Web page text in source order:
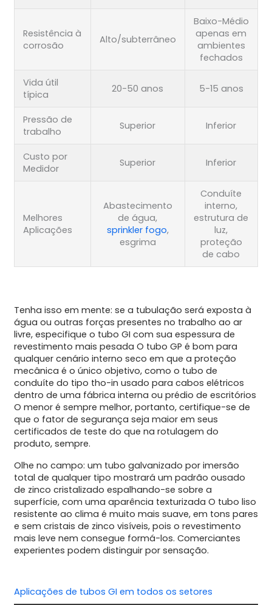
Resistência à
corrosão
Alto/subterrâneo
Baixo-Médio
apenas em
ambientes
fechados
Vida útil
típica
20-50 anos 5-15 anos
Pressão de
trabalho
Superior Inferior
Custo por
Medidor
Superior Inferior
Melhores
Aplicações
Abastecimento
de água,
sprinkler fogo,
esgrima
Conduíte
interno,
estrutura de
luz,
proteção
de cabo
Tenha isso em mente: se a tubulação será exposta à
água ou outras forças presentes no trabalho ao ar
livre, especifique o tubo GI com sua espessura de
revestimento mais pesada O tubo GP é bom para
qualquer cenário interno seco em que a proteção
mecânica é o único objetivo, como o tubo de
conduíte do tipo tho-in usado para cabos elétricos
dentro de uma fábrica interna ou prédio de escritórios
O menor é sempre melhor, portanto, certifique-se de
que o fator de segurança seja maior em seus
certificados de teste do que na rotulagem do
produto, sempre.
Olhe no campo: um tubo galvanizado por imersão
total de qualquer tipo mostrará um padrão ousado
de zinco cristalizado espalhando-se sobre a
superfície, com uma aparência texturizada O tubo liso
resistente ao clima é muito mais suave, em tons pares
e sem cristais de zinco visíveis, pois o revestimento
mais leve nem consegue formá-los. Comerciantes
experientes podem distinguir por sensação.
Aplicações de tubos GI em todos os setores